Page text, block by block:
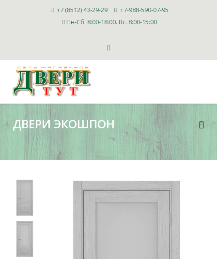
+7 (8512) 43-29-29
+7-988-590-07-95
Пн-Сб. 8:00-18:00. Вс. 8:00-15:00
ДВЕРИ ЭКОШПОН